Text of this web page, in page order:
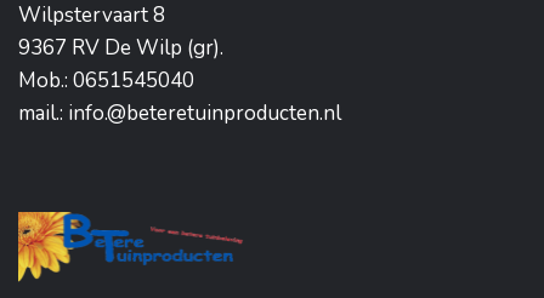
Wilpstervaart 8
9367 RV De Wilp (gr).
Mob.: 0651545040
mail.: info.@beteretuinproducten.nl